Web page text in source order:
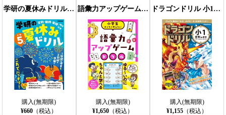
学研の夏休みドリル 小学5年
購入(無期限)
¥660 （税込）
語彙力アップゲームドリル
購入(無期限)
¥1,650 （税込）
ドラゴンドリル 小1全科のまき
購入(無期限)
¥1,155 （税込）